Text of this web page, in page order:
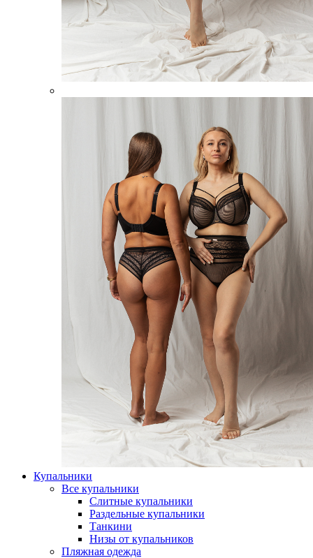
Купальники
Все купальники
Слитные купальники
Раздельные купальники
Танкини
Низы от купальников
Пляжная одежда